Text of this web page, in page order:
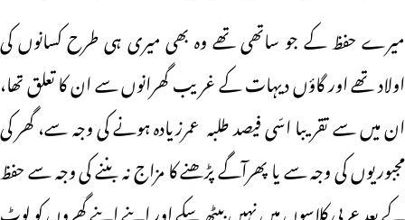
میرے حفظ کے جو ساتھی تھے وہ بھی میری ہی طرح کسانوں کی
اولاد تھے اور گاؤں دیہات کے غریب گھرانوں سے ان کا تعلق تھا،
ان میں سے تقریبا اسّی فیصد طلبہ عمرزیادہ ہونے کی وجہ سے، گھر کی
مجبوریوں کی وجہ سے یا پھرآگے پڑھنے کا مزاج نہ بننے کی وجہ سے حفظ
کے بعد عربی کلاسوں میں نہیں بیٹھ سکے اور اپنے اپنے گھروں کو لوٹ